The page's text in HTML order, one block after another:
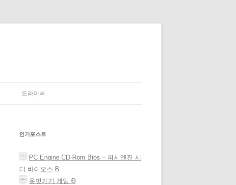
드라이버
인기포스트
PC Engine CD-Rom Bios – 피시엔진 시
디 바이오스 Β
옷벗기기 게임 Ð